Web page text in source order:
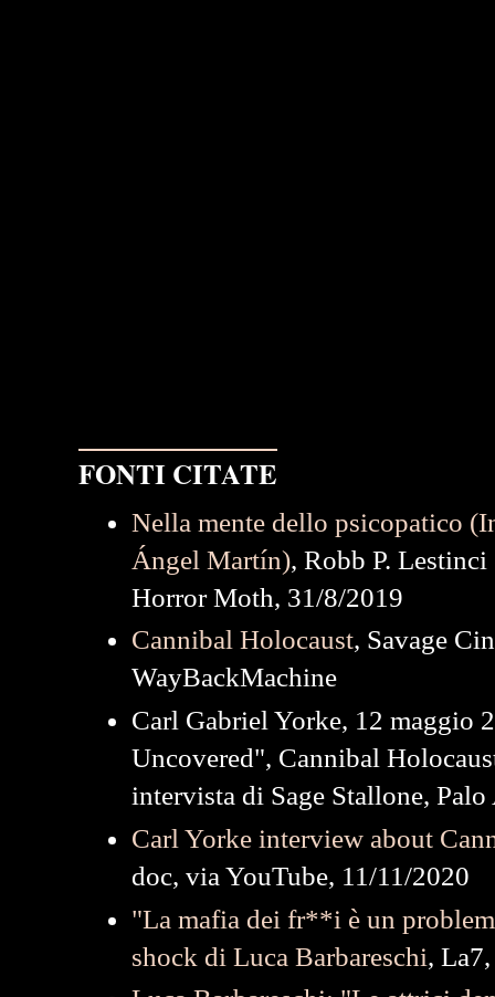
FONTI CITATE
Nella mente dello psicopatico
Ángel Martín), Robb P.
Horror Moth, 31/8/2019
Cannibal Holocaust, Savage
WayBackMachine
Carl Gabriel Yorke, 12 maggio
Uncovered", Cannibal
intervista di Sage Stallone,
Carl Yorke interview about
doc, via YouTube, 11/11/2020
"La mafia dei fr**i è un
shock di Luca Barbareschi,